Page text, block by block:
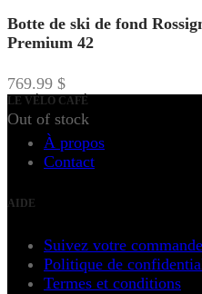
Botte de ski de fond
Premium 42
769.99 $
Out of stock
LE VÉLO CAFÉ
À propos
Contact
AIDE
Suivez votre commande
Politique de
Termes et conditions